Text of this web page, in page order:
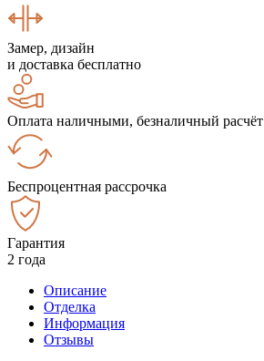
Замер, дизайн
и доставка бесплатно
Оплата наличными, безналичный расчёт
Беспроцентная рассрочка
Гарантия
2 года
Описание
Отделка
Информация
Отзывы